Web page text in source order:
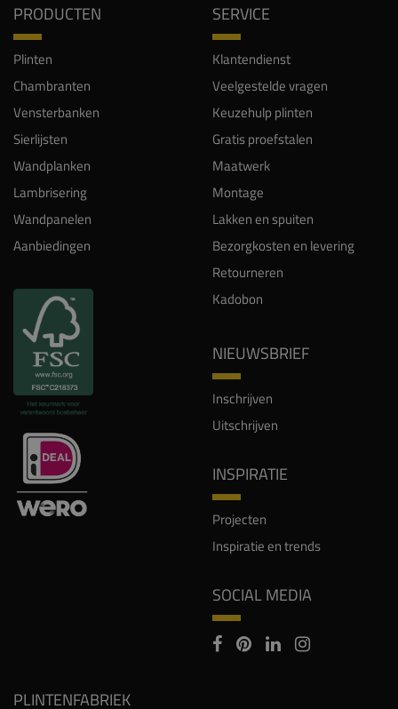
PRODUCTEN
Plinten
Chambranten
Vensterbanken
Sierlijsten
Wandplanken
Lambrisering
Wandpanelen
Aanbiedingen
SERVICE
Klantendienst
Veelgestelde vragen
Keuzehulp plinten
Gratis proefstalen
Maatwerk
Montage
Lakken en spuiten
Bezorgkosten en levering
Retourneren
Kadobon
NIEUWSBRIEF
Inschrijven
Uitschrijven
INSPIRATIE
Projecten
Inspiratie en trends
SOCIAL MEDIA
PLINTENFABRIEK